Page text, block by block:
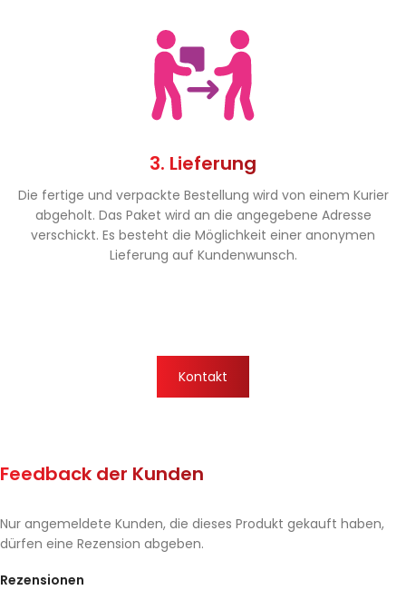
3. Lieferung
Die fertige und verpackte Bestellung wird von einem Kurier
abgeholt. Das Paket wird an die angegebene Adresse
verschickt. Es besteht die Möglichkeit einer anonymen
Lieferung auf Kundenwunsch.
Kontakt
Feedback der Kunden
Rezensionen
Nur angemeldete Kunden, die dieses Produkt gekauft haben,
dürfen eine Rezension abgeben.